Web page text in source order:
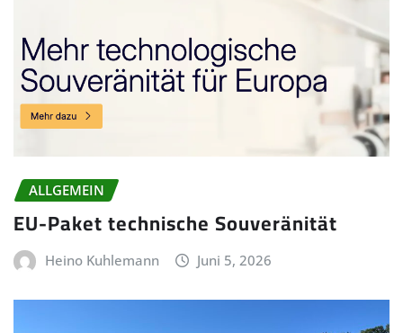
ALLGEMEIN
EU-Paket technische Souveränität
Heino Kuhlemann Juni 5, 2026